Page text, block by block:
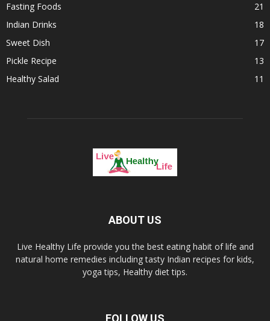
Fasting Foods
21
Indian Drinks
18
Sweet Dish
17
Pickle Recipe
13
Healthy Salad
11
ABOUT US
Live Healthy Life provide you the best eating habit of life and
natural home remedies including tasty Indian recipes for kids,
yoga tips, Healthy diet tips.
FOLLOW US